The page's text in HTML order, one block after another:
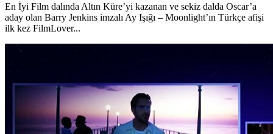
En İyi Film dalında Altın Küre’yi kazanan ve sekiz dalda Oscar’a
aday olan Barry Jenkins imzalı Ay Işığı – Moonlight’ın Türkçe afişi
ilk kez FilmLover...